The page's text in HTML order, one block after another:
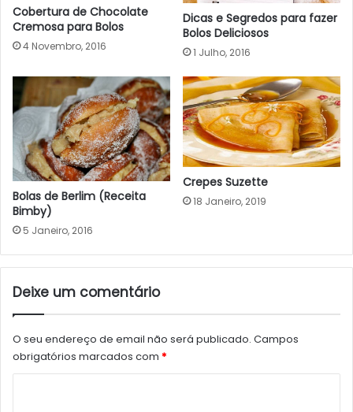
Cobertura de Chocolate
Cremosa para Bolos
4 Novembro, 2016
Dicas e Segredos para fazer
Bolos Deliciosos
1 Julho, 2016
Bolas de Berlim (Receita
Bimby)
5 Janeiro, 2016
Crepes Suzette
18 Janeiro, 2019
Deixe um comentário
O seu endereço de email não será publicado. Campos
obrigatórios marcados com *